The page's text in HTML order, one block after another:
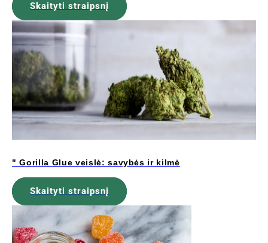
Skaityti straipsnį
" Gorilla Glue veislė: savybės ir kilmė
Skaityti straipsnį